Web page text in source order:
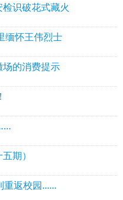
检识破花式藏火
缅怀王伟烈士
场的消费提示
期）
重返校园......